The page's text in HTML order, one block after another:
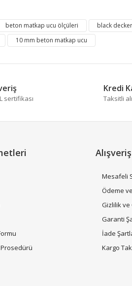
Bu ürüne ilk yorumu siz
beton matkap ucu ölçüleri black
10 mm beton matkap ucu
sertifikası
Kredi
Taksitli
Alışveriş
Mesafeli
Ödeme
Gizlilik
Garanti
İade
Kargo